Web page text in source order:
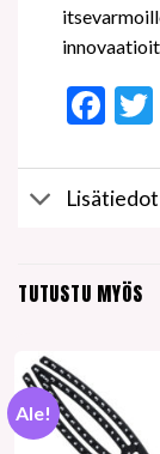
Lisätiedot
TUTUSTU MYÖS
Ale!